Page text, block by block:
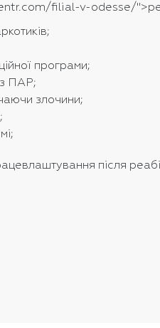
filial-v-odesse/
програми;
ПАР;
злочини;
після